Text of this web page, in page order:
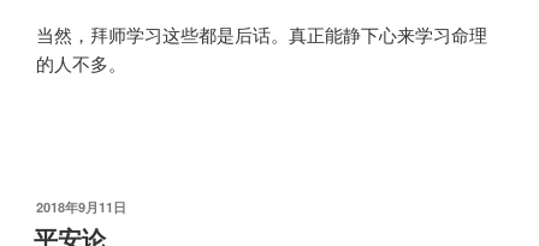
当然，拜师学习这些都是后话。真正能静下心来学习命理
的人不多。
发
布
2018年9月11日
平安论